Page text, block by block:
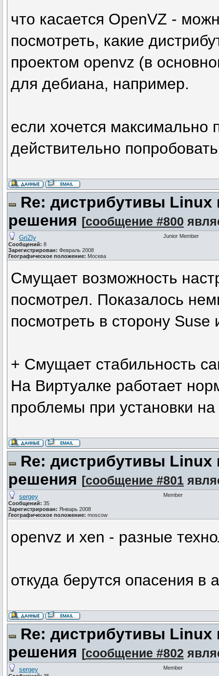
что касается OpenVZ -
посмотреть, какие
проектом openvz (в
для дебиана, например.
если хочется
действительно
Re: дистрибутивы Linux
решения [сообщение #800
GriZly
Сообщений: 8
Зарегистрирован: Февраль 2008
Географическое положение: Москва
Junior Member
Смущает возможность
посмотрел. Показалось
посмотреть в сторону Suse
+ Смущает стабильность
На Виртуалке работает
проблемы при установки
Re: дистрибутивы Linux
решения [сообщение #801
sergey
Сообщений: 35
Зарегистрирован: Январь 2008
Географическое положение: moscow
Member
openvz и xen - разные
откуда берутся опасения в
Re: дистрибутивы Linux
решения [сообщение #802
sergey Member